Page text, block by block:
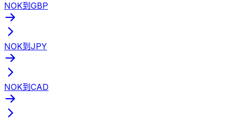
NOK到GBP
NOK到JPY
NOK到CAD